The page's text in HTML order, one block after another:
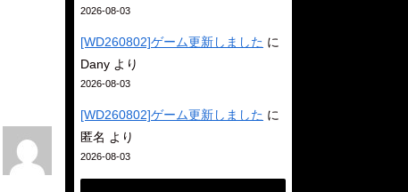
2026-08-03
[WD260802]ゲーム更新しました に
Dany より
2026-08-03
[WD260802]ゲーム更新しました に
匿名 より
2026-08-03